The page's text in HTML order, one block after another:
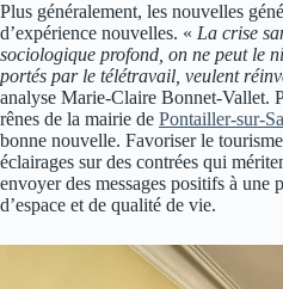
Plus généralement, les nouvelles
d’expérience nouvelles. « La crise
sociologique profond, on ne peut le
portés par le télétravail, veulent
analyse Marie-Claire Bonnet-Vallet.
rênes de la mairie de Pontailler-sur-
bonne nouvelle. Favoriser le
éclairages sur des contrées qui
envoyer des messages positifs à une
d’espace et de qualité de vie.